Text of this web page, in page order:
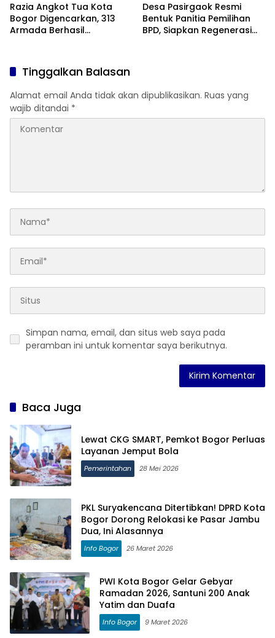
Razia Angkot Tua Kota
Bogor Digencarkan, 313
Armada Berhasil
Desa Pasirgaok Resmi
Bentuk Panitia Pemilihan
BPD, Siapkan Regenerasi
Tinggalkan Balasan
Alamat email Anda tidak akan dipublikasikan. Ruas yang
wajib ditandai *
Simpan nama, email, dan situs web saya pada
peramban ini untuk komentar saya berikutnya.
Baca Juga
Lewat CKG SMART, Pemkot Bogor Perluas
Layanan Jemput Bola
Pemerintahan 28 Mei 2026
PKL Suryakencana Ditertibkan! DPRD Kota
Bogor Dorong Relokasi ke Pasar Jambu
Dua, Ini Alasannya
Info Bogor 26 Maret 2026
PWI Kota Bogor Gelar Gebyar
Ramadan 2026, Santuni 200 Anak
Yatim dan Duafa
Info Bogor 9 Maret 2026